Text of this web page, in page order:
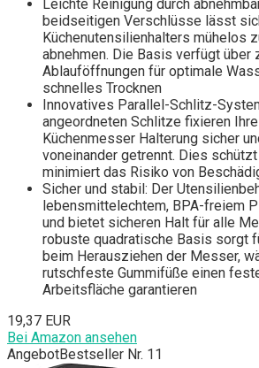
Leichte Reinigung durch
beidseitigen Verschlüsse lässt
Küchenutensilienhalters mühelos
abnehmen. Die Basis verfügt über
Ablauföffnungen für optimale
schnelles Trocknen
Innovatives Parallel-Schlitz-
angeordneten Schlitze fixieren
Küchenmesser Halterung sicher
voneinander getrennt. Dies
minimiert das Risiko von
Sicher und stabil: Der
lebensmittelechtem, BPA-freiem
und bietet sicheren Halt für alle
robuste quadratische Basis sorgt
beim Herausziehen der Messer,
rutschfeste Gummifüße einen
Arbeitsfläche garantieren
19,37 EUR
Bei Amazon ansehen
AngebotBestseller Nr. 11